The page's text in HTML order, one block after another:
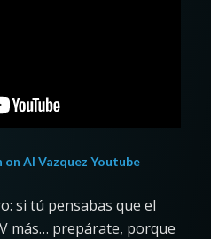
on Al Vazquez Youtube
si tú pensabas que el
más… prepárate, porque